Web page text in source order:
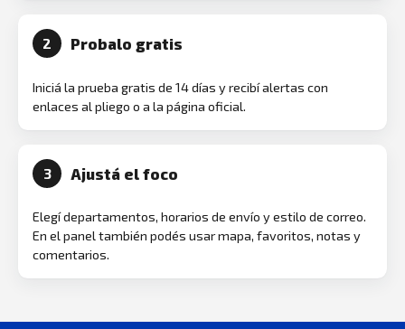
2 Probalo gratis
Iniciá la prueba gratis de 14 días y recibí alertas con
enlaces al pliego o a la página oficial.
3 Ajustá el foco
Elegí departamentos, horarios de envío y estilo de correo.
En el panel también podés usar mapa, favoritos, notas y
comentarios.